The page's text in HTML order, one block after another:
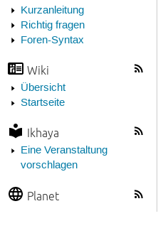
Kurzanleitung
Richtig fragen
Foren-Syntax
Wiki
Übersicht
Startseite
Ikhaya
Eine Veranstaltung
vorschlagen
Planet